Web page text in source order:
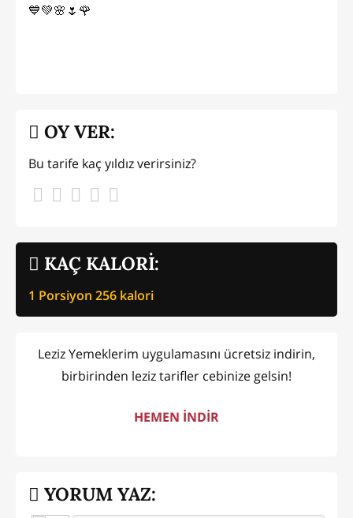
💙💚🌸🌷🌹
KAÇ KALORİ:
1 Porsiyon 256 kalori
OY VER:
Bu tarife kaç yıldız verirsiniz?
Leziz Yemeklerim uygulamasını ücretsiz indirin,
birbirinden leziz tarifler cebinize gelsin!
HEMEN İNDİR
YORUM YAZ: